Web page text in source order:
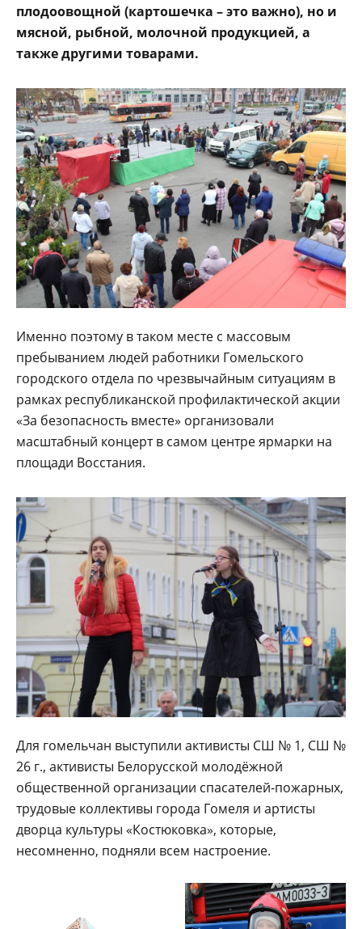
плодоовощной (картошечка – это важно), но и
мясной, рыбной, молочной продукцией, а
также другими товарами.
Именно поэтому в таком месте с массовым
пребыванием людей работники Гомельского
городского отдела по чрезвычайным ситуациям в
рамках республиканской профилактической акции
«За безопасность вместе» организовали
масштабный концерт в самом центре ярмарки на
площади Восстания.
Для гомельчан выступили активисты СШ № 1, СШ №
26 г., активисты Белорусской молодёжной
общественной организации спасателей-пожарных,
трудовые коллективы города Гомеля и артисты
дворца культуры «Костюковка», которые,
несомненно, подняли всем настроение.